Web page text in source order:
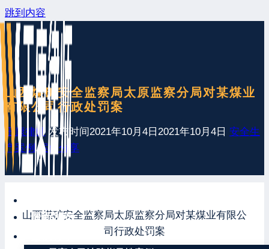
跳到内容
最新发布
山西煤矿安全监察局太原监察分局对某煤业
有限公司行政处罚案
王康律师 发布时间2021年10月4日 2021年10月4日 安全生
产案例 , 案例分享
山西煤矿安全监察局太原监察分局对某煤业有限公
司行政处罚案